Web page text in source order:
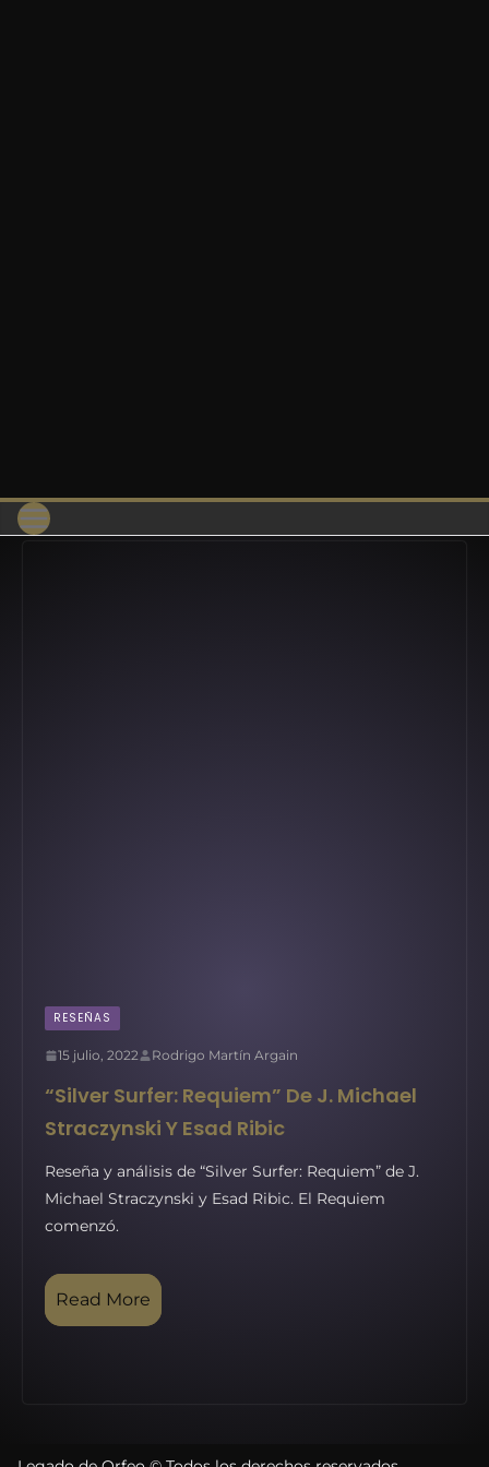
RESEÑAS
15 julio, 2022 Rodrigo Martín Argain
“Silver Surfer: Requiem” De J. Michael
Straczynski Y Esad Ribic
Reseña y análisis de “Silver Surfer: Requiem” de J.
Michael Straczynski y Esad Ribic. El Requiem
comenzó.
Read More